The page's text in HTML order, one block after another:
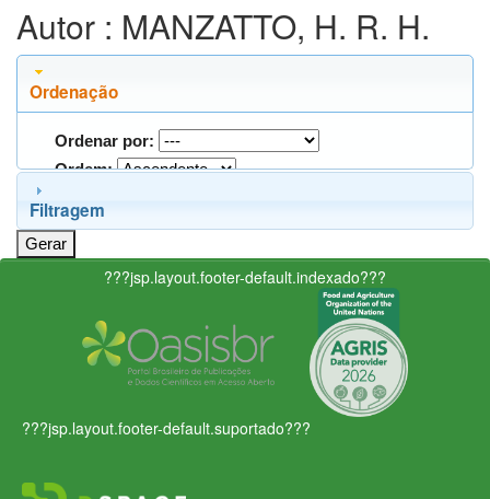
Autor : MANZATTO, H. R. H.
Ordenação
Ordenar por:
Ordem:
Filtragem
???jsp.layout.footer-default.indexado???
???jsp.layout.footer-default.suportado???